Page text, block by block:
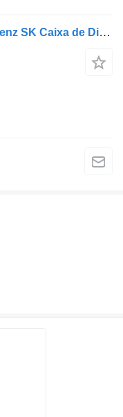
Кермовий редуктор Mercedes-Benz SK Caixa de Direção SK 8x4 LS7 A3874610301 до вантажівки